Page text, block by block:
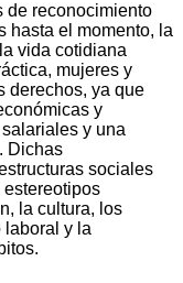
de reconocimiento
hasta el momento, la
vida cotidiana
mujeres y
derechos, ya que
y
y una
Dichas
sociales
la cultura, los
laboral y la